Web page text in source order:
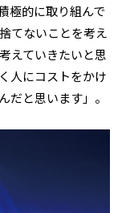
極的に取り組んで
てないことを考え
えていきたいと思
人にコストをかけ
だと思います」。